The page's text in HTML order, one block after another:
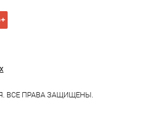
ВСЕ ПРАВА ЗАЩИЩЕНЫ.